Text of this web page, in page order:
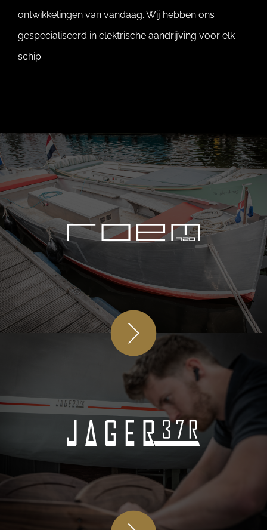
ontwikkelingen van vandaag. Wij hebben ons
gespecialiseerd in elektrische aandrijving voor elk
schip.